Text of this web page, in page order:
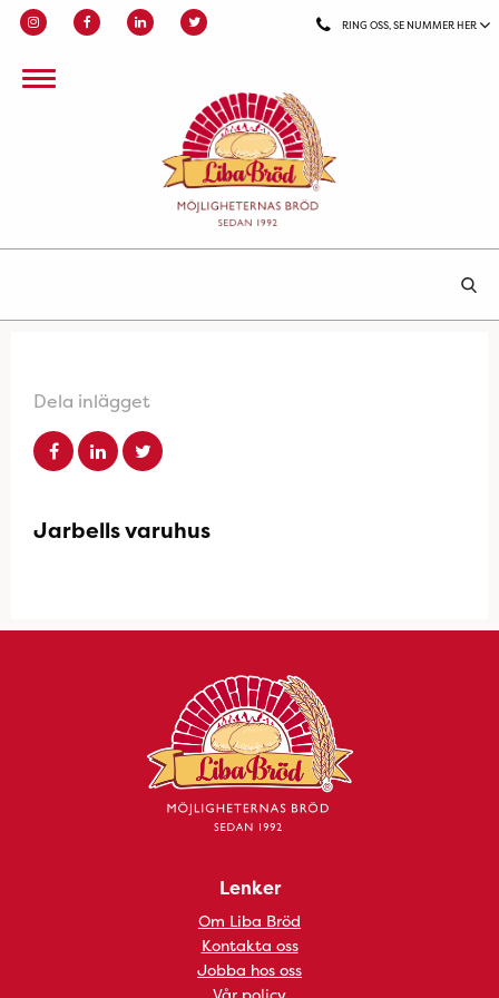
RING OSS, SE NUMMER HER
Dela inlägget
Jarbells varuhus
Lenker
Om Liba Bröd
Kontakta oss
Jobba hos oss